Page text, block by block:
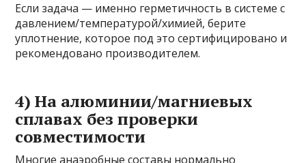
Если задача — именно герметичность в системе с
давлением/температурой/химией, берите
уплотнение, которое под это сертифицировано и
рекомендовано производителем.
4) На алюминии/магниевых
сплавах без проверки
совместимости
Многие анаэробные составы нормально